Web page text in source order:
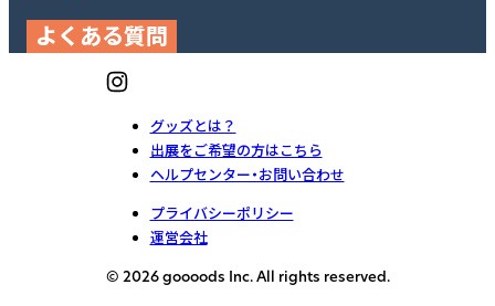
よくある質問
グッズとは？
出展をご希望の方はこちら
ヘルプセンター・お問い合わせ
プライバシーポリシー
運営会社
© 2026 goooods Inc. All rights reserved.